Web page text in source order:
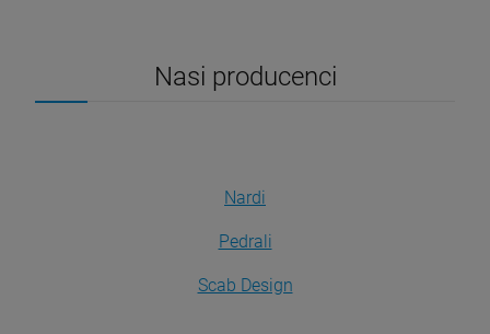
Nasi producenci
Nardi
Pedrali
Scab Design